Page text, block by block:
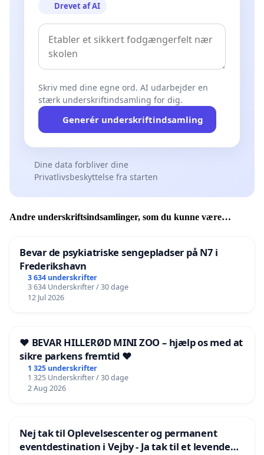
Drevet af AI
Skriv med dine egne ord. AI udarbejder en
stærk underskriftindsamling for dig.
Generér underskriftindsamling
Dine data forbliver dine
Privatlivsbeskyttelse fra starten
Andre underskriftsindsamlinger, som du kunne være
Bevar de psykiatriske sengepladser på N7 i
Frederikshavn
3 634 underskrifter
3 634 Underskrifter / 30 dage
12 Jul 2026
❤️ BEVAR HILLERØD MINI ZOO – hjælp os med at
sikre parkens fremtid ❤️
1 325 underskrifter
1 325 Underskrifter / 30 dage
2 Aug 2026
Nej tak til Oplevelsescenter og permanent
eventdestination i Vejby - Ja tak til et levende